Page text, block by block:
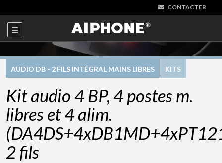
CONTACTER
AUDIO DB - 2 FILS INTÉGRAL MAINS LIBRES KITS
Kit audio 4 BP, 4 postes m.
libres et 4 alim.
2 fils